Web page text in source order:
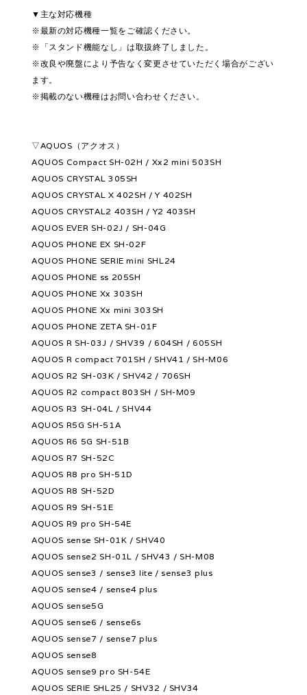
▼主な対応機種
※最新の対応機種一覧をご確認ください。
※「スタンド機能なし」は取扱終了しました。
※改良や廃盤により予告なく変更させていただく場合がござい
ます。
※掲載のない機種はお問い合わせください。
▽AQUOS（アクオス）
AQUOS Compact SH-02H / Xx2 mini 503SH
AQUOS CRYSTAL 305SH
AQUOS CRYSTAL X 402SH / Y 402SH
AQUOS CRYSTAL2 403SH / Y2 403SH
AQUOS EVER SH-02J / SH-04G
AQUOS PHONE EX SH-02F
AQUOS PHONE SERIE mini SHL24
AQUOS PHONE ss 205SH
AQUOS PHONE Xx 303SH
AQUOS PHONE Xx mini 303SH
AQUOS PHONE ZETA SH-01F
AQUOS R SH-03J / SHV39 / 604SH / 605SH
AQUOS R compact 701SH / SHV41 / SH-M06
AQUOS R2 SH-03K / SHV42 / 706SH
AQUOS R2 compact 803SH / SH-M09
AQUOS R3 SH-04L / SHV44
AQUOS R5G SH-51A
AQUOS R6 5G SH-51B
AQUOS R7 SH-52C
AQUOS R8 pro SH-51D
AQUOS R8 SH-52D
AQUOS R9 SH-51E
AQUOS R9 pro SH-54E
AQUOS sense SH-01K / SHV40
AQUOS sense2 SH-01L / SHV43 / SH-M08
AQUOS sense3 / sense3 lite / sense3 plus
AQUOS sense4 / sense4 plus
AQUOS sense5G
AQUOS sense6 / sense6s
AQUOS sense7 / sense7 plus
AQUOS sense8
AQUOS sense9 pro SH-54E
AQUOS SERIE SHL25 / SHV32 / SHV34